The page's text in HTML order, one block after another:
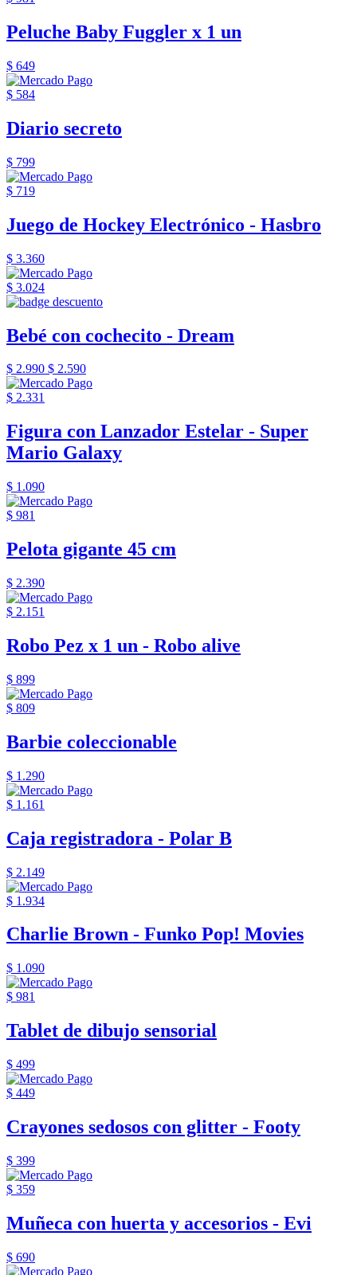
Peluche Baby Fuggler x 1 un
$ 649
$ 584
Diario secreto
$ 799
$ 719
Juego de Hockey Electrónico - Hasbro
$ 3.360
$ 3.024
Bebé con cochecito - Dream
$ 2.990 $ 2.590
$ 2.331
Figura con Lanzador Estelar - Super
Mario Galaxy
$ 1.090
$ 981
Pelota gigante 45 cm
$ 2.390
$ 2.151
Robo Pez x 1 un - Robo alive
$ 899
$ 809
Barbie coleccionable
$ 1.290
$ 1.161
Caja registradora - Polar B
$ 2.149
$ 1.934
Charlie Brown - Funko Pop! Movies
$ 1.090
$ 981
Tablet de dibujo sensorial
$ 499
$ 449
Crayones sedosos con glitter - Footy
$ 399
$ 359
Muñeca con huerta y accesorios - Evi
$ 690